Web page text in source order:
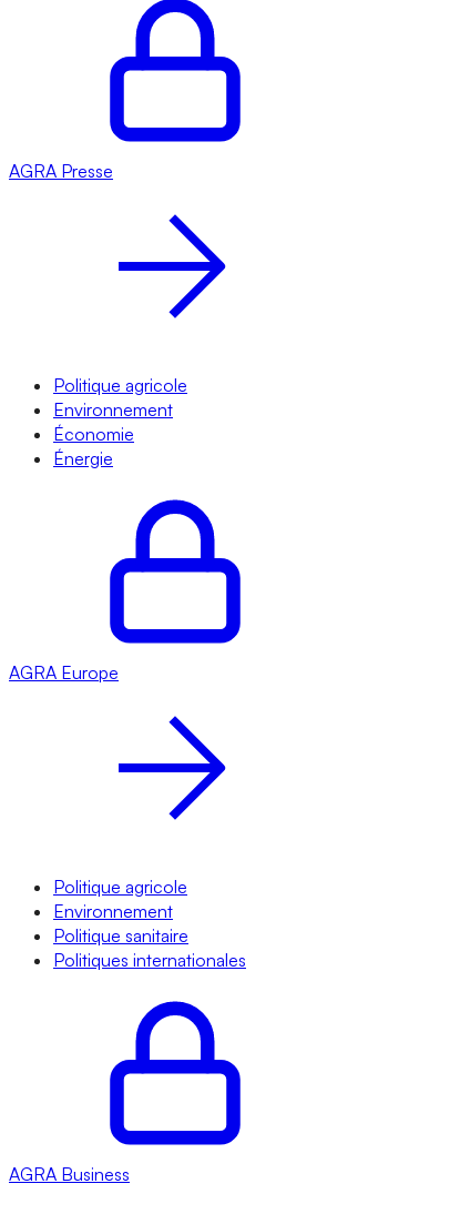
AGRA Presse
Politique agricole
Environnement
Économie
Énergie
AGRA Europe
Politique agricole
Environnement
Politique sanitaire
Politiques internationales
AGRA Business